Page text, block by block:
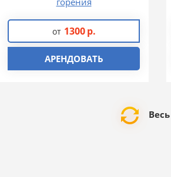
от 1300 р.
АРЕНДОВАТЬ